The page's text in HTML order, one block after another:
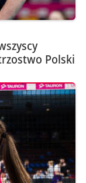
Polski